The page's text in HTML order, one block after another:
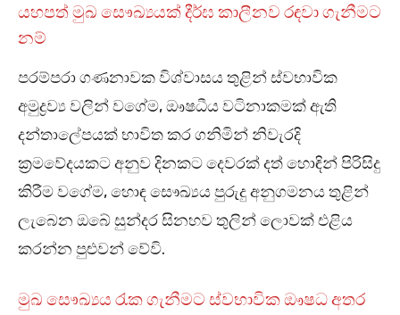
යහපත් මුඛ සෞඛ්‍යයක් දීර්ඝ කාලීනව රඳවා ගැනීමට
නම්
පරම්පරා ගණනාවක විශ්වාසය තුළින් ස්වභාවික
අමුද්‍රව්‍ය වලින් වගේම, ඖෂධීය වටිනාකමක් ඇති
දන්තාලේපයක් භාවිත කර ගනිමින් නිවැරදි
ක්‍රමවේදයකට අනුව දිනකට දෙවරක් දත් හොඳින් පිරිසිදු
කිරීම වගේම, හොඳ සෞඛ්‍යය පුරුදු අනුගමනය තුළින්
ලැබෙන ඔබේ සුන්දර සිනහව තුලින් ලොවක් එළිය
කරන්න පුළුවන් වේවි.
මුඛ සෞඛ්‍යය රැක ගැනීමට ස්වභාවික ඖෂධ අතර